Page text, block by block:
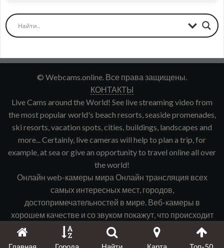
© Webcams.online. Все права защищены.
КОНТАКТЫ
Live Cams around the World! See live streaming video from
the most popular world's beach resorts, seaside promenades,
ski resorts, vacation spots, cities, buildings, landscapes and
more... Certainly, live cameras will help to plan a trip, for
example, at sea or give an opportunity to travel online all over
the world!
Онлайн web-камеры мира Онлайн трансляция всех
самых интересных мест, городов,
достопримечательностей в мире. Веб-камеры в
хорошем качестве и со звуком покажут, что происходит
именно сейчас в интересующем Вас городе, курорте и
т.д.